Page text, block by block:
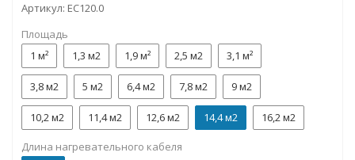
Артикул: EC120.0
Площадь
1 м²
1,3 м2 1,9 м² 2,5 м2 3,1 м²
3,8 м2 5 м2 6,4 м2 7,8 м2 9 м2
10,2 м2 11,4 м2 12,6 м2 14,4 м2 16,2 м2
Длина нагревательного кабеля